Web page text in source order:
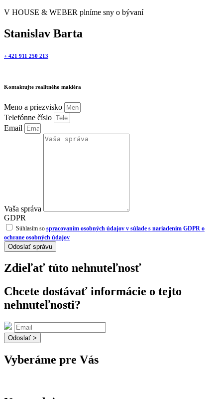
V HOUSE & WEBER plníme sny o bývaní
Stanislav Barta
+ 421 911 250 213
Kontaktujte realitného makléra
Meno a priezvisko
Telefónne číslo
Email
Vaša správa
GDPR
Súhlasím so spracovaním osobných údajov v súlade s nariadením GDPR o
ochrane osobných údajov
Odoslať správu
Zdieľať túto nehnuteľnosť
Chcete dostávať informácie o tejto
nehnuteľnosti?
Odoslať >
Vyberáme pre Vás